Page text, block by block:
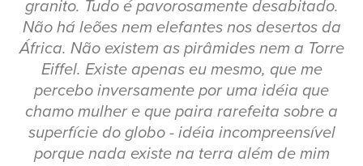
granito. Tudo é pavorosamente desabitado.
Não há leões nem elefantes nos desertos da
África. Não existem as pirâmides nem a Torre
Eiffel. Existe apenas eu mesmo, que me
percebo inversamente por uma idéia que
chamo mulher e que paira rarefeita sobre a
superfície do globo - idéia incompreensível
porque nada existe na terra além de mim